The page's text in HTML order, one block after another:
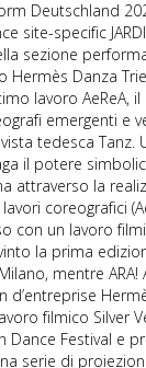
Deutschland
site-specific
sezione
Hermès Danza
lavoro AeReA, il
emergenti e
tedesca
il potere
attraverso la
coreografici
con un lavoro
la prima
mentre ARA!
filmico Silver
Festival e
serie di